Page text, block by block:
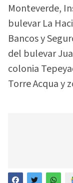
Monteverde,
bulevar La
Bancos y
del bulevar
colonia
Torre Acqua y